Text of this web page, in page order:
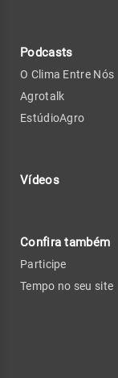
Podcasts
O Clima Entre Nós
Agrotalk
EstúdioAgro
Vídeos
Confira também
Participe
Tempo no seu site